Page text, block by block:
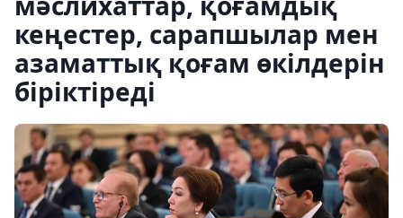
кеңестер, сарапшылар мен
азаматтық қоғам өкілдерін
біріктіреді